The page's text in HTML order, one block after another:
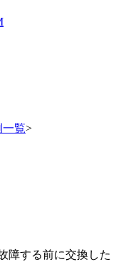
覧>
障する前に交換した